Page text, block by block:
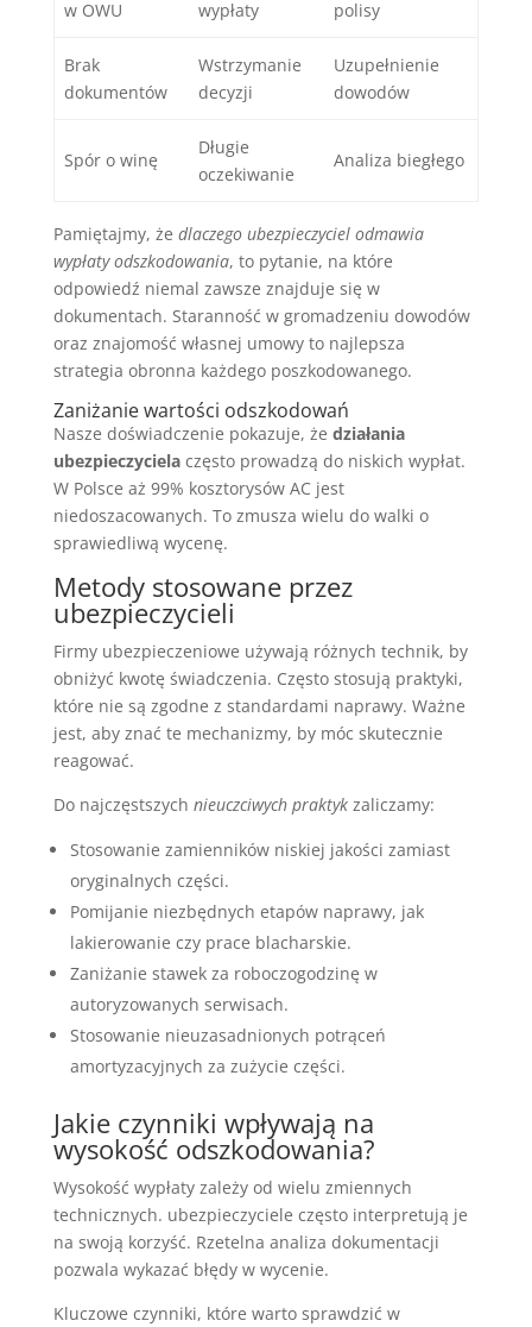
w OWU wypłaty polisy
Brak
dokumentów
Wstrzymanie
decyzji
Uzupełnienie
dowodów
Spór o winę
Długie
oczekiwanie
Analiza biegłego
Pamiętajmy, że dlaczego ubezpieczyciel odmawia
wypłaty odszkodowania, to pytanie, na które
odpowiedź niemal zawsze znajduje się w
dokumentach. Staranność w gromadzeniu dowodów
oraz znajomość własnej umowy to najlepsza
strategia obronna każdego poszkodowanego.
Zaniżanie wartości odszkodowań
Nasze doświadczenie pokazuje, że działania
ubezpieczycielaczęsto prowadzą do niskich wypłat.
W Polsce aż 99% kosztorysów AC jest
niedoszacowanych. To zmusza wielu do walki o
sprawiedliwą wycenę.
Metody stosowane przez
ubezpieczycieli
Firmy ubezpieczeniowe używają różnych technik, by
obniżyć kwotę świadczenia. Często stosują praktyki,
które nie są zgodne z standardami naprawy. Ważne
jest, aby znać te mechanizmy, by móc skutecznie
reagować.
Do najczęstszych nieuczciwych praktykzaliczamy:
Stosowanie zamienników niskiej jakości zamiast
oryginalnych części.
Pomijanie niezbędnych etapów naprawy, jak
lakierowanie czy prace blacharskie.
Zaniżanie stawek za roboczogodzinę w
autoryzowanych serwisach.
Stosowanie nieuzasadnionych potrąceń
amortyzacyjnych za zużycie części.
Jakie czynniki wpływają na
wysokość odszkodowania?
Wysokość wypłaty zależy od wielu zmiennych
technicznych. ubezpieczyciele często interpretują je
na swoją korzyść. Rzetelna analiza dokumentacji
pozwala wykazać błędy w wycenie.
Kluczowe czynniki, które warto sprawdzić w